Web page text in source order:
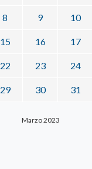
Marzo 2023
8 9 10
15 16 17
22 23 24
29 30 31